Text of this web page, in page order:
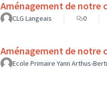
Aménagement de notre
CLG Langeais 0
Aménagement de notre
Ecole Primaire Yann Arthus-